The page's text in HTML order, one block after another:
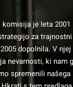
komisija je leta 2001
za
dopolnila. V njej
nevarnosti, ki nam
spremenili našega